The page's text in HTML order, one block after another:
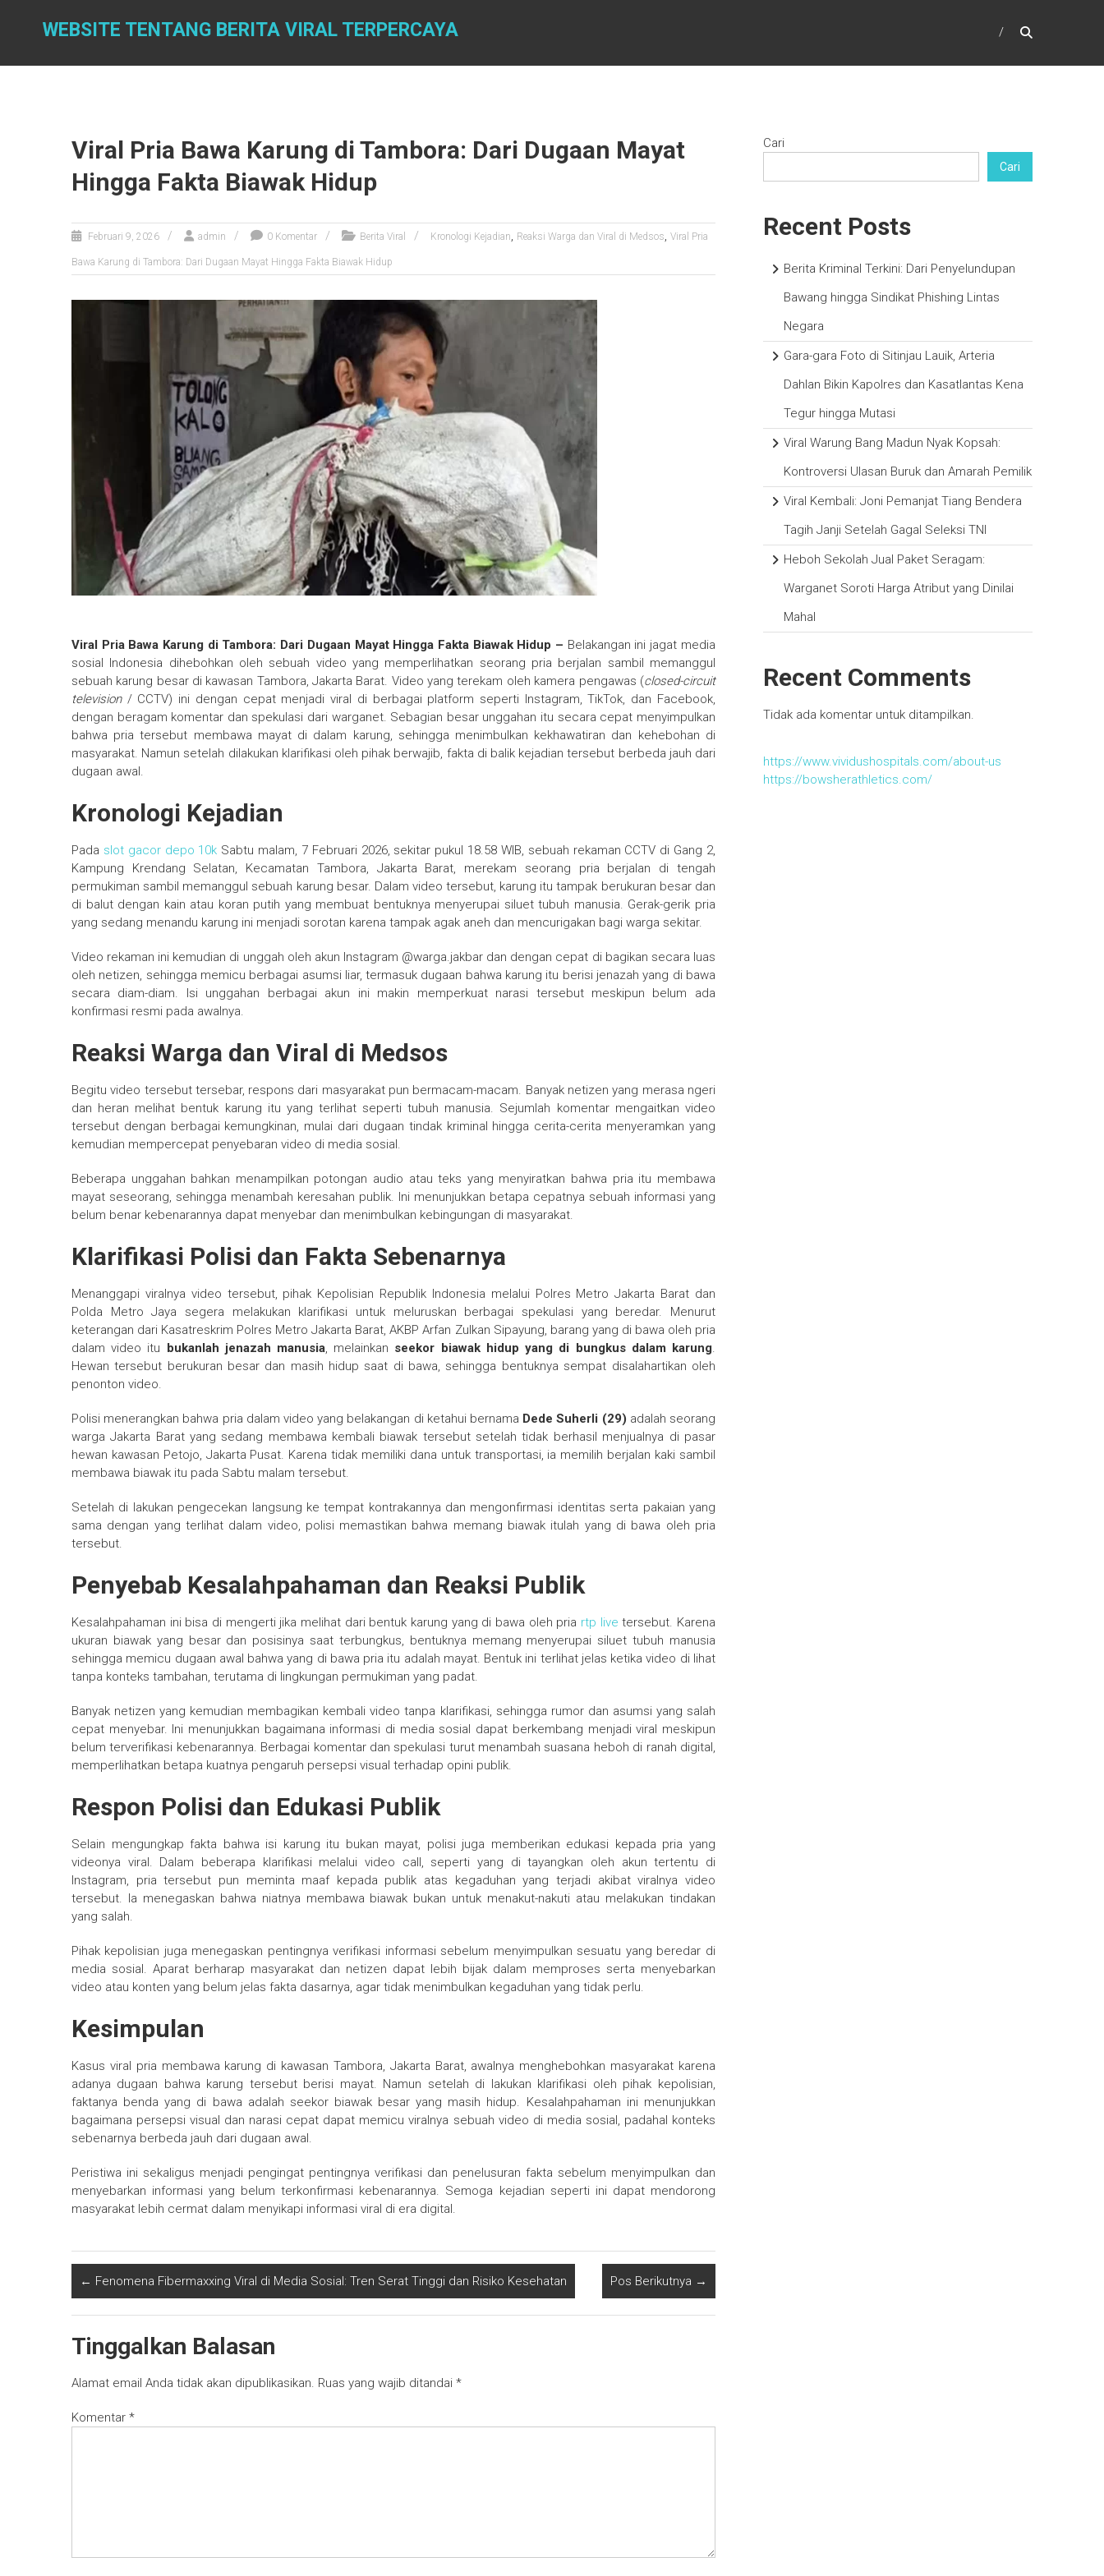
WEBSITE TENTANG BERITA VIRAL TERPERCAYA
Viral Pria Bawa Karung di Tambora: Dari Dugaan Mayat
Hingga Fakta Biawak Hidup
Februari 9, 2026 admin 0 Komentar Berita Viral Kronologi Kejadian, Reaksi Warga dan Viral di Medsos, Viral Pria
Bawa Karung di Tambora: Dari Dugaan Mayat Hingga Fakta Biawak Hidup
Viral Pria Bawa Karung di Tambora: Dari Dugaan Mayat Hingga Fakta Biawak Hidup – Belakangan ini jagat media
sosial Indonesia dihebohkan oleh sebuah video yang memperlihatkan seorang pria berjalan sambil memanggul
sebuah karung besar di kawasan Tambora, Jakarta Barat. Video yang terekam oleh kamera pengawas (closed-circuit
television/ CCTV) ini dengan cepat menjadi viral di berbagai platform seperti Instagram, TikTok, dan Facebook,
dengan beragam komentar dan spekulasi dari warganet. Sebagian besar unggahan itu secara cepat menyimpulkan
bahwa pria tersebut membawa mayat di dalam karung, sehingga menimbulkan kekhawatiran dan kehebohan di
masyarakat. Namun setelah dilakukan klarifikasi oleh pihak berwajib, fakta di balik kejadian tersebut berbeda jauh dari
dugaan awal.
Kronologi Kejadian
Pada slot gacor depo 10k Sabtu malam, 7 Februari 2026, sekitar pukul 18.58 WIB, sebuah rekaman CCTV di Gang 2,
Kampung Krendang Selatan, Kecamatan Tambora, Jakarta Barat, merekam seorang pria berjalan di tengah
permukiman sambil memanggul sebuah karung besar. Dalam video tersebut, karung itu tampak berukuran besar dan
di balut dengan kain atau koran putih yang membuat bentuknya menyerupai siluet tubuh manusia. Gerak-gerik pria
yang sedang menandu karung ini menjadi sorotan karena tampak agak aneh dan mencurigakan bagi warga sekitar.
Video rekaman ini kemudian di unggah oleh akun Instagram @warga.jakbar dan dengan cepat di bagikan secara luas
oleh netizen, sehingga memicu berbagai asumsi liar, termasuk dugaan bahwa karung itu berisi jenazah yang di bawa
secara diam-diam. Isi unggahan berbagai akun ini makin memperkuat narasi tersebut meskipun belum ada
konfirmasi resmi pada awalnya.
Reaksi Warga dan Viral di Medsos
Begitu video tersebut tersebar, respons dari masyarakat pun bermacam-macam. Banyak netizen yang merasa ngeri
dan heran melihat bentuk karung itu yang terlihat seperti tubuh manusia. Sejumlah komentar mengaitkan video
tersebut dengan berbagai kemungkinan, mulai dari dugaan tindak kriminal hingga cerita-cerita menyeramkan yang
kemudian mempercepat penyebaran video di media sosial.
Beberapa unggahan bahkan menampilkan potongan audio atau teks yang menyiratkan bahwa pria itu membawa
mayat seseorang, sehingga menambah keresahan publik. Ini menunjukkan betapa cepatnya sebuah informasi yang
belum benar kebenarannya dapat menyebar dan menimbulkan kebingungan di masyarakat.
Klarifikasi Polisi dan Fakta Sebenarnya
Menanggapi viralnya video tersebut, pihak Kepolisian Republik Indonesia melalui Polres Metro Jakarta Barat dan
Polda Metro Jaya segera melakukan klarifikasi untuk meluruskan berbagai spekulasi yang beredar. Menurut
keterangan dari Kasatreskrim Polres Metro Jakarta Barat, AKBP Arfan Zulkan Sipayung, barang yang di bawa oleh pria
dalam video itu bukanlah jenazah manusia, melainkan seekor biawak hidup yang di bungkus dalam karung.
Hewan tersebut berukuran besar dan masih hidup saat di bawa, sehingga bentuknya sempat disalahartikan oleh
penonton video.
Polisi menerangkan bahwa pria dalam video yang belakangan di ketahui bernama Dede Suherli (29) adalah seorang
warga Jakarta Barat yang sedang membawa kembali biawak tersebut setelah tidak berhasil menjualnya di pasar
hewan kawasan Petojo, Jakarta Pusat. Karena tidak memiliki dana untuk transportasi, ia memilih berjalan kaki sambil
membawa biawak itu pada Sabtu malam tersebut.
Setelah di lakukan pengecekan langsung ke tempat kontrakannya dan mengonfirmasi identitas serta pakaian yang
sama dengan yang terlihat dalam video, polisi memastikan bahwa memang biawak itulah yang di bawa oleh pria
tersebut.
Penyebab Kesalahpahaman dan Reaksi Publik
Kesalahpahaman ini bisa di mengerti jika melihat dari bentuk karung yang di bawa oleh pria rtp livetersebut. Karena
ukuran biawak yang besar dan posisinya saat terbungkus, bentuknya memang menyerupai siluet tubuh manusia
sehingga memicu dugaan awal bahwa yang di bawa pria itu adalah mayat. Bentuk ini terlihat jelas ketika video di lihat
tanpa konteks tambahan, terutama di lingkungan permukiman yang padat.
Banyak netizen yang kemudian membagikan kembali video tanpa klarifikasi, sehingga rumor dan asumsi yang salah
cepat menyebar. Ini menunjukkan bagaimana informasi di media sosial dapat berkembang menjadi viral meskipun
belum terverifikasi kebenarannya. Berbagai komentar dan spekulasi turut menambah suasana heboh di ranah digital,
memperlihatkan betapa kuatnya pengaruh persepsi visual terhadap opini publik.
Respon Polisi dan Edukasi Publik
Selain mengungkap fakta bahwa isi karung itu bukan mayat, polisi juga memberikan edukasi kepada pria yang
videonya viral. Dalam beberapa klarifikasi melalui video call, seperti yang di tayangkan oleh akun tertentu di
Instagram, pria tersebut pun meminta maaf kepada publik atas kegaduhan yang terjadi akibat viralnya video
tersebut. Ia menegaskan bahwa niatnya membawa biawak bukan untuk menakut-nakuti atau melakukan tindakan
yang salah.
Pihak kepolisian juga menegaskan pentingnya verifikasi informasi sebelum menyimpulkan sesuatu yang beredar di
media sosial. Aparat berharap masyarakat dan netizen dapat lebih bijak dalam memproses serta menyebarkan
video atau konten yang belum jelas fakta dasarnya, agar tidak menimbulkan kegaduhan yang tidak perlu.
Kesimpulan
Kasus viral pria membawa karung di kawasan Tambora, Jakarta Barat, awalnya menghebohkan masyarakat karena
adanya dugaan bahwa karung tersebut berisi mayat. Namun setelah di lakukan klarifikasi oleh pihak kepolisian,
faktanya benda yang di bawa adalah seekor biawak besar yang masih hidup. Kesalahpahaman ini menunjukkan
bagaimana persepsi visual dan narasi cepat dapat memicu viralnya sebuah video di media sosial, padahal konteks
sebenarnya berbeda jauh dari dugaan awal.
Peristiwa ini sekaligus menjadi pengingat pentingnya verifikasi dan penelusuran fakta sebelum menyimpulkan dan
menyebarkan informasi yang belum terkonfirmasi kebenarannya. Semoga kejadian seperti ini dapat mendorong
masyarakat lebih cermat dalam menyikapi informasi viral di era digital.
← Fenomena Fibermaxxing Viral di Media Sosial: Tren Serat Tinggi dan Risiko Kesehatan Pos Berikutnya →
Tinggalkan Balasan
Alamat email Anda tidak akan dipublikasikan. Ruas yang wajib ditandai *
Komentar *
Cari
Cari
Recent Posts
Berita Kriminal Terkini: Dari Penyelundupan
Bawang hingga Sindikat Phishing Lintas
Negara
Gara-gara Foto di Sitinjau Lauik, Arteria
Dahlan Bikin Kapolres dan Kasatlantas Kena
Tegur hingga Mutasi
Viral Warung Bang Madun Nyak Kopsah:
Kontroversi Ulasan Buruk dan Amarah Pemilik
Viral Kembali: Joni Pemanjat Tiang Bendera
Tagih Janji Setelah Gagal Seleksi TNI
Heboh Sekolah Jual Paket Seragam:
Warganet Soroti Harga Atribut yang Dinilai
Mahal
Recent Comments
Tidak ada komentar untuk ditampilkan.
https://www.vividushospitals.com/about-us
https://bowsherathletics.com/